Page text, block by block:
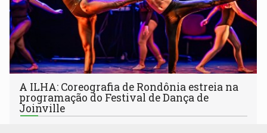
A ILHA: Coreografia de Rondônia estreia na
programação do Festival de Dança de
Joinville